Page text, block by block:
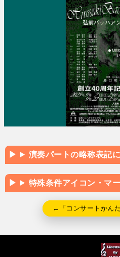
演奏パートの略称表記
特殊条件アイコン・マ
←「コンサートかん